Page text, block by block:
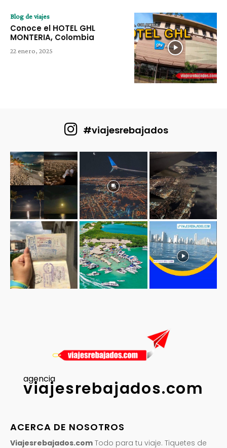
Blog de viajes
Conoce el HOTEL GHL
MONTERIA, Colombia
22 enero, 2025
#viajesrebajados
agencia
viajesrebajados.com
ACERCA DE NOSOTROS
Viajesrebajados.com Todo para tu viaje. Tiquetes de